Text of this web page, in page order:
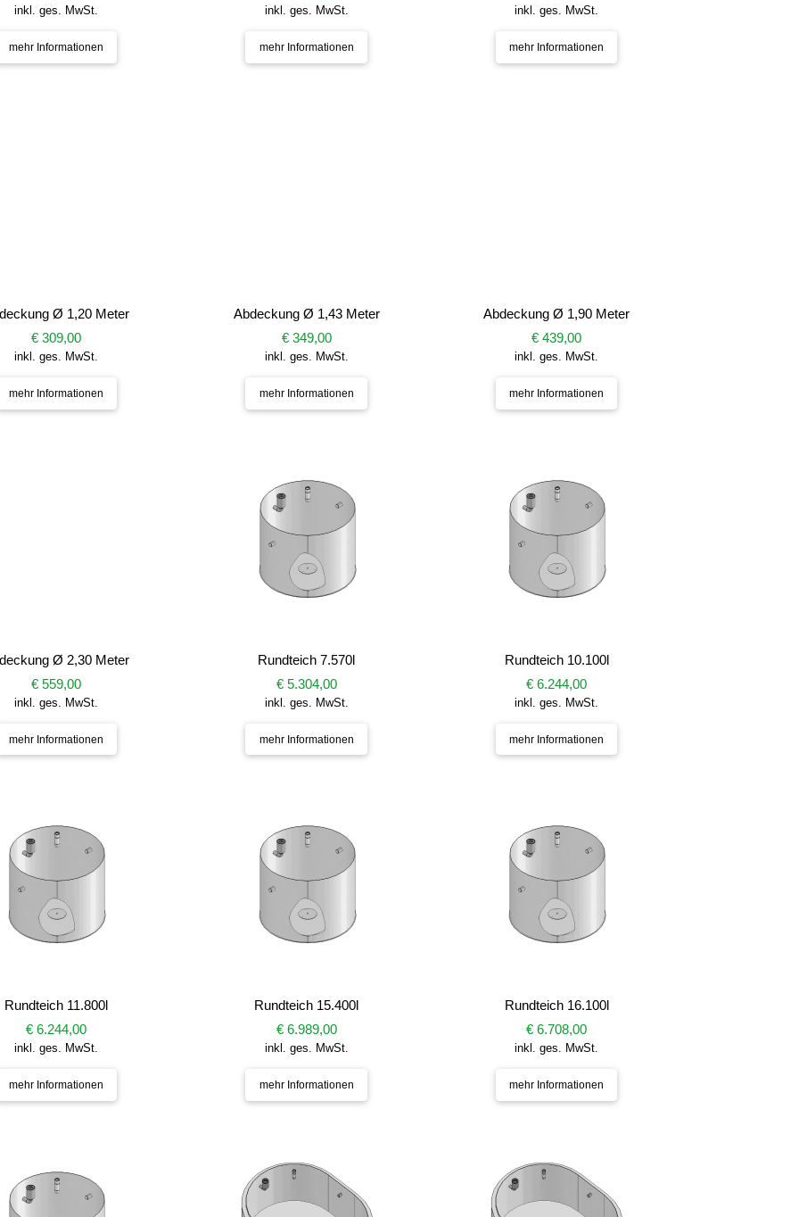
inkl. ges. MwSt.
mehr Informationen
inkl. ges. MwSt.
mehr Informationen
inkl. ges. MwSt.
mehr Informationen
Ø 1,20 Meter
€ 309,00
inkl. ges. MwSt.
mehr Informationen
Abdeckung Ø 1,43 Meter
€ 349,00
inkl. ges. MwSt.
mehr Informationen
Abdeckung Ø 1,90 Meter
€ 439,00
inkl. ges. MwSt.
mehr Informationen
Ø 2,30 Meter
€ 559,00
inkl. ges. MwSt.
mehr Informationen
Rundteich 7.570l
€ 5.304,00
inkl. ges. MwSt.
mehr Informationen
Rundteich 10.100l
€ 6.244,00
inkl. ges. MwSt.
mehr Informationen
Rundteich 11.800l
€ 6.244,00
inkl. ges. MwSt.
mehr Informationen
Rundteich 15.400l
€ 6.989,00
inkl. ges. MwSt.
mehr Informationen
Rundteich 16.100l
€ 6.708,00
inkl. ges. MwSt.
mehr Informationen